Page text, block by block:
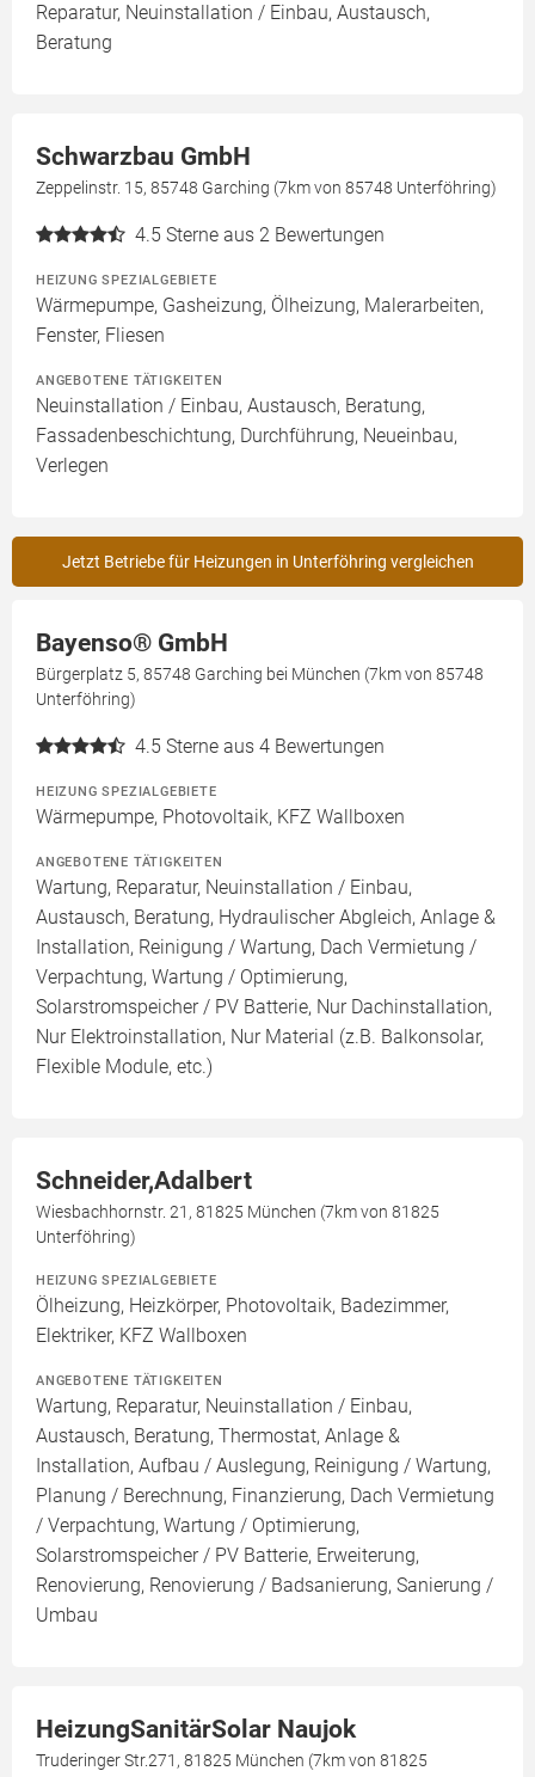
Reparatur, Neuinstallation / Einbau, Austausch,
Beratung
Schwarzbau GmbH
Zeppelinstr. 15, 85748 Garching (7km von 85748 Unterföhring)
4.5 Sterne aus 2 Bewertungen
HEIZUNG SPEZIALGEBIETE
Wärmepumpe, Gasheizung, Ölheizung, Malerarbeiten,
Fenster, Fliesen
ANGEBOTENE TÄTIGKEITEN
Neuinstallation / Einbau, Austausch, Beratung,
Fassadenbeschichtung, Durchführung, Neueinbau,
Verlegen
Jetzt Betriebe für Heizungen in Unterföhring vergleichen
Bayenso® GmbH
Bürgerplatz 5, 85748 Garching bei München (7km von 85748
Unterföhring)
4.5 Sterne aus 4 Bewertungen
HEIZUNG SPEZIALGEBIETE
Wärmepumpe, Photovoltaik, KFZ Wallboxen
ANGEBOTENE TÄTIGKEITEN
Wartung, Reparatur, Neuinstallation / Einbau,
Austausch, Beratung, Hydraulischer Abgleich, Anlage &
Installation, Reinigung / Wartung, Dach Vermietung /
Verpachtung, Wartung / Optimierung,
Solarstromspeicher / PV Batterie, Nur Dachinstallation,
Nur Elektroinstallation, Nur Material (z.B. Balkonsolar,
Flexible Module, etc.)
Schneider,Adalbert
Wiesbachhornstr. 21, 81825 München (7km von 81825
Unterföhring)
HEIZUNG SPEZIALGEBIETE
Ölheizung, Heizkörper, Photovoltaik, Badezimmer,
Elektriker, KFZ Wallboxen
ANGEBOTENE TÄTIGKEITEN
Wartung, Reparatur, Neuinstallation / Einbau,
Austausch, Beratung, Thermostat, Anlage &
Installation, Aufbau / Auslegung, Reinigung / Wartung,
Planung / Berechnung, Finanzierung, Dach Vermietung
/ Verpachtung, Wartung / Optimierung,
Solarstromspeicher / PV Batterie, Erweiterung,
Renovierung, Renovierung / Badsanierung, Sanierung /
Umbau
HeizungSanitärSolar Naujok
Truderinger Str.271, 81825 München (7km von 81825